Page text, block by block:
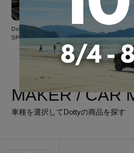
Dotty ／ COX-
SPORTS
Dotty ／ EURO-LUX
MAKER / CAR
車種を選択してDottyの商品を探す